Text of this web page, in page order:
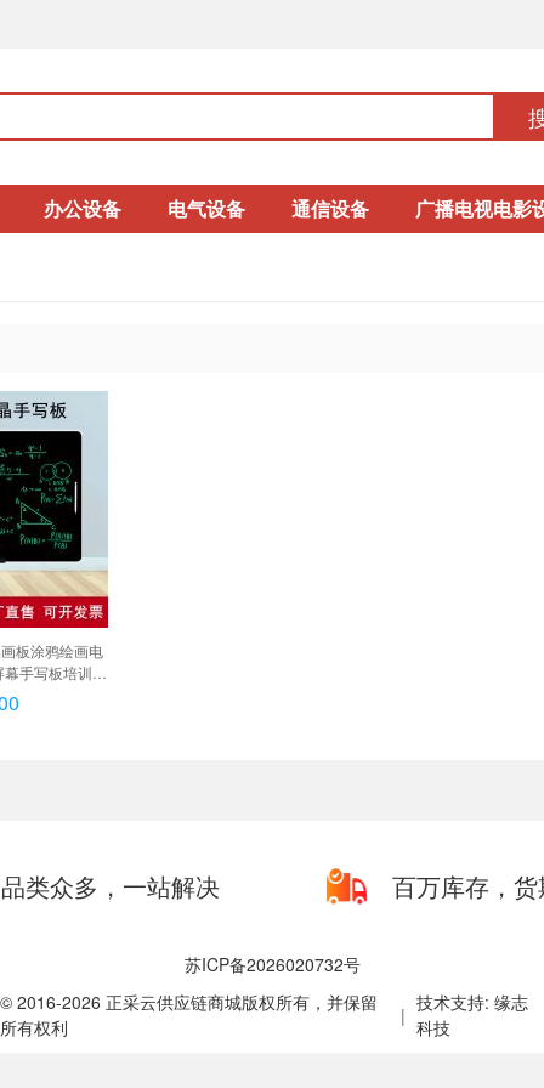
办公设备 电气设备 通信设备 广播电视电影
板涂鸦绘画电
手写板培训家
消除 40英寸
边单色屏, 16
品类众多，一站解决 百万库存，
苏ICP备2026020732号
© 2016-2026 正采云供应链商城版权所有，并保留
所有权利
|
技术支持: 缘志
科技